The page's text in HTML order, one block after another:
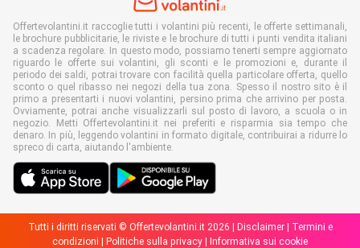
Offertevolantini.it raccoglie tutti i volantini più recenti, le offerte settimanali,
le brochure pubblicitarie, le riviste e le brochure di tutti i punti vendita italiani
a scadenza regolare. In questo modo, possiamo tenerti sempre aggiornato
riguardo le offerte sui volantini, gli sconti e le promozioni e, durante il
periodo dei saldi, potrai trovare con facilità quella particolare offerta, quello
sconto o quel ribasso nei negozi della tua zona. Spesso il nostro sito è il
primo a presentarti i nuovi volantini, persino prima che arrivino per posta.
Ovviamente, potrai anche visualizzarli sul posto di lavoro, a scuola o in
negozio. Metti Offertevolantini.it nei preferiti e risparmia sia tempo che
denaro. In più, leggendo volantini in formato digitale, contribuirai a ridurre lo
spreco di carta, aiutando l'ambiente.
Tutti i diritti riservati © Offertevolantini.it 2026 | Disclaimer|
Termini e
condizioni
Politiche sulla privacy Informativa sui cookie